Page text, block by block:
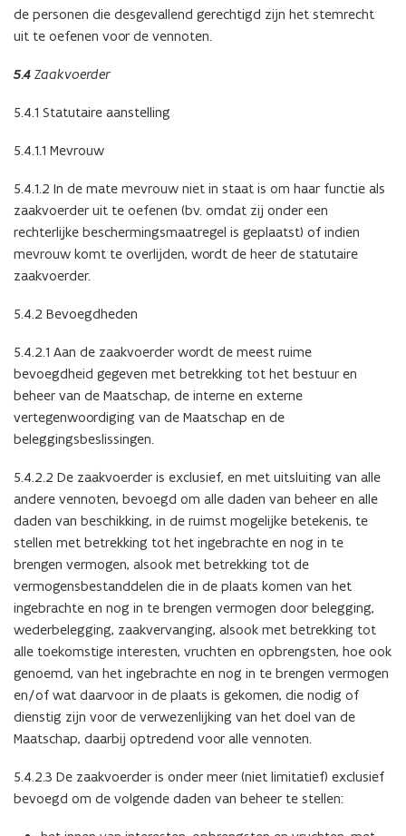
de personen die desgevallend gerechtigd zijn het stemrecht
uit te oefenen voor de vennoten.
5.4 Zaakvoerder
5.4.1 Statutaire aanstelling
5.4.1.1 Mevrouw
5.4.1.2 In de mate mevrouw niet in staat is om haar functie als
zaakvoerder uit te oefenen (bv. omdat zij onder een
rechterlijke beschermingsmaatregel is geplaatst) of indien
mevrouw komt te overlijden, wordt de heer de statutaire
zaakvoerder.
5.4.2 Bevoegdheden
5.4.2.1 Aan de zaakvoerder wordt de meest ruime
bevoegdheid gegeven met betrekking tot het bestuur en
beheer van de Maatschap, de interne en externe
vertegenwoordiging van de Maatschap en de
beleggingsbeslissingen.
5.4.2.2 De zaakvoerder is exclusief, en met uitsluiting van alle
andere vennoten, bevoegd om alle daden van beheer en alle
daden van beschikking, in de ruimst mogelijke betekenis, te
stellen met betrekking tot het ingebrachte en nog in te
brengen vermogen, alsook met betrekking tot de
vermogensbestanddelen die in de plaats komen van het
ingebrachte en nog in te brengen vermogen door belegging,
wederbelegging, zaakvervanging, alsook met betrekking tot
alle toekomstige interesten, vruchten en opbrengsten, hoe ook
genoemd, van het ingebrachte en nog in te brengen vermogen
en/of wat daarvoor in de plaats is gekomen, die nodig of
dienstig zijn voor de verwezenlijking van het doel van de
Maatschap, daarbij optredend voor alle vennoten.
5.4.2.3 De zaakvoerder is onder meer (niet limitatief) exclusief
bevoegd om de volgende daden van beheer te stellen: